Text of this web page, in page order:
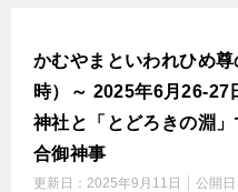
かむやまといわれひめ
時）～ 2025年6月26-27
神社と「とどろきの淵
合御神事
更新日： 2025年9月11日 公開日